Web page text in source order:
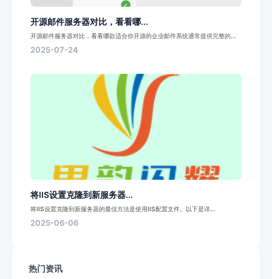
开源邮件服务器对比，看看哪...
开源邮件服务器对比，看看哪款适合你开源的企业邮件系统通常提供完整的...
2025-07-24
将IIS设置克隆到新服务器...
将IIS设置克隆到新服务器的最佳方法是使用IIS配置文件。以下是详...
2025-06-06
热门资讯